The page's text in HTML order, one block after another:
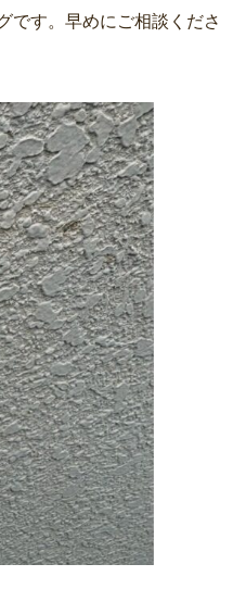
です。早めにご相談くださ